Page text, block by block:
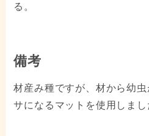
る。
備考
材産み種ですが、材から幼
サになるマットを使用しまし